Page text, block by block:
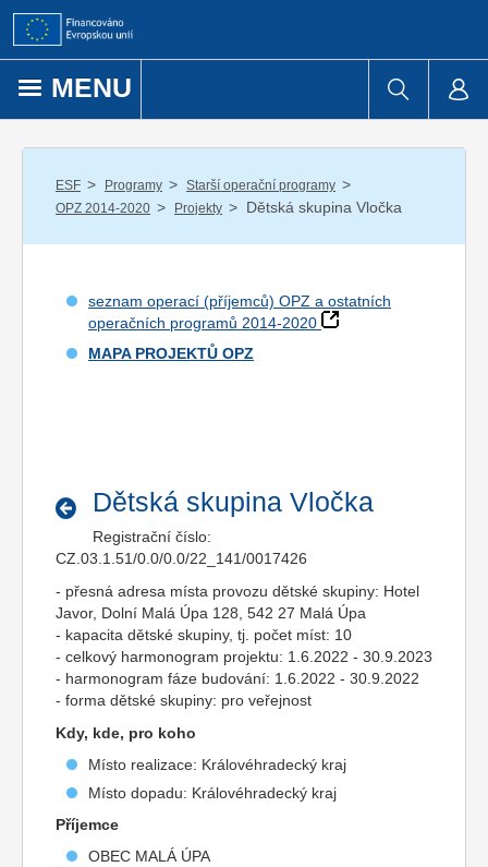
Přejít k obsahu
MENU
ESF / Programy / Starší operační programy /
OPZ 2014-2020 / Projekty / Dětská skupina Vločka
seznam operací (příjemců) OPZ a ostatních
operačních programů 2014-2020
MAPA PROJEKTŮ OPZ
Dětská skupina Vločka
Registrační číslo:
CZ.03.1.51/0.0/0.0/22_141/0017426
- přesná adresa místa provozu dětské skupiny: Hotel
Javor, Dolní Malá Úpa 128, 542 27 Malá Úpa
- kapacita dětské skupiny, tj. počet míst: 10
- celkový harmonogram projektu: 1.6.2022 - 30.9.2023
- harmonogram fáze budování: 1.6.2022 - 30.9.2022
- forma dětské skupiny: pro veřejnost
Kdy, kde, pro koho
Místo realizace: Královéhradecký kraj
Místo dopadu: Královéhradecký kraj
Příjemce
OBEC MALÁ ÚPA